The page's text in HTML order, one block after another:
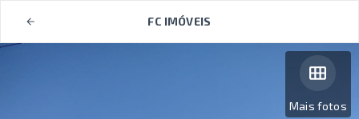
FC IMÓVEIS
Mais fotos